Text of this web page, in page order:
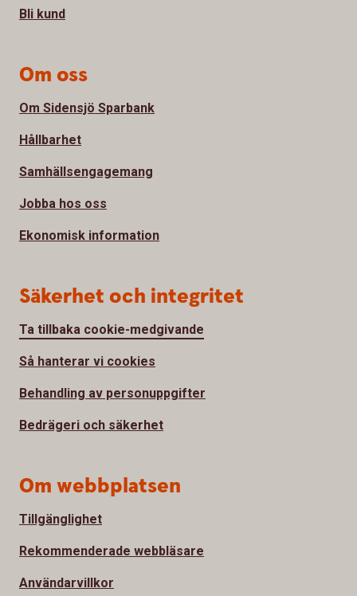
Bli kund
Om oss
Om Sidensjö Sparbank
Hållbarhet
Samhällsengagemang
Jobba hos oss
Ekonomisk information
Säkerhet och integritet
Ta tillbaka cookie-medgivande
Så hanterar vi cookies
Behandling av personuppgifter
Bedrägeri och säkerhet
Om webbplatsen
Tillgänglighet
Rekommenderade webbläsare
Användarvillkor